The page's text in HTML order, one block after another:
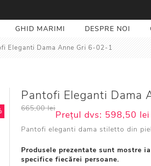
GHID MARIMI DESPRE NOI
Eleganti Dama Anne Gri 6-02-1
Pantofi Eleganti Dama
665,00 lei
Prețul dvs: 598,50 lei
Pantofi eleganti dama stiletto din
Produsele prezentate sunt mostre
specifice fiecărei persoane.